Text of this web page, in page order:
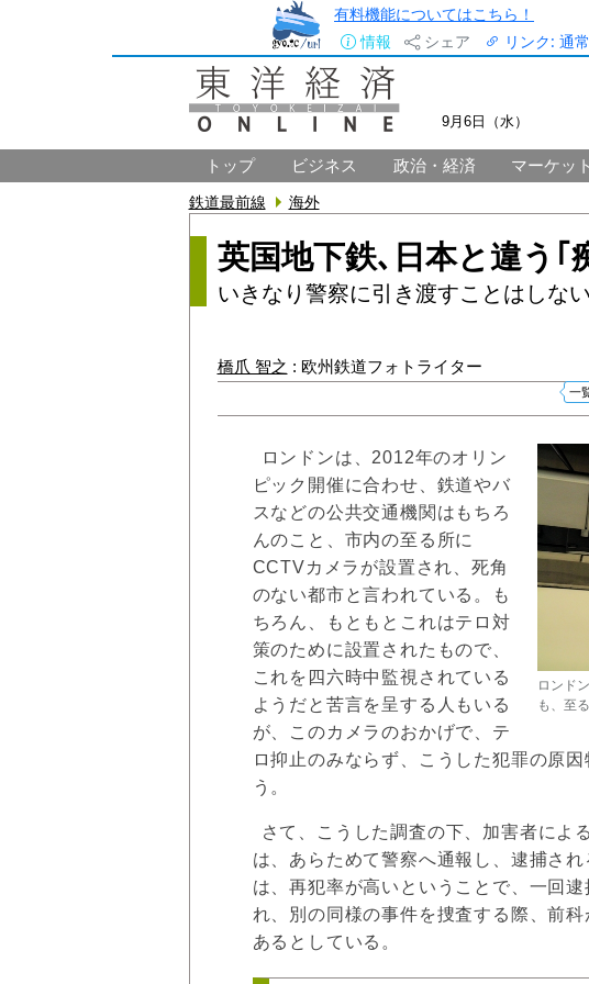
有料機能についてはこちら！
情報
シェア リンク: 通常